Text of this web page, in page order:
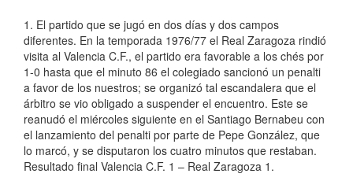
1. El partido que se jugó en dos días y dos campos
diferentes. En la temporada 1976/77 el Real Zaragoza rindió
visita al Valencia C.F., el partido era favorable a los chés por
1-0 hasta que el minuto 86 el colegiado sancionó un penalti
a favor de los nuestros; se organizó tal escandalera que el
árbitro se vio obligado a suspender el encuentro. Este se
reanudó el miércoles siguiente en el Santiago Bernabeu con
el lanzamiento del penalti por parte de Pepe González, que
lo marcó, y se disputaron los cuatro minutos que restaban.
Resultado final Valencia C.F. 1 – Real Zaragoza 1.